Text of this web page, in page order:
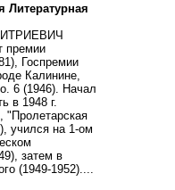
Литературная
премии
Госпремии
Калинине,
6 (1946). Начал
в 1948 г.
"Пролетарская
учился на 1-ом
затем в
(1949-1952)....